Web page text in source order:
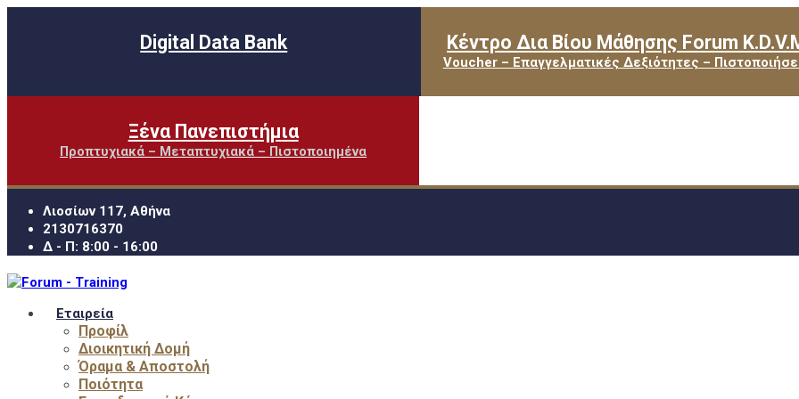
Digital Data Bank Κέντρο Δια Βίου Μάθησης Forum
Voucher – Επαγγελματικές Δεξιότητες –
Ξένα Πανεπιστήμια
Προπτυχιακά – Μεταπτυχιακά – Πιστοποιημένα
Λιοσίων 117, Αθήνα
2130716370
Δ - Π: 8:00 - 16:00
Εταιρεία
Προφίλ
Διοικητική Δομή
Όραμα & Αποστολή
Ποιότητα